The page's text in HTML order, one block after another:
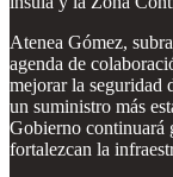
Atenea Gómez,
agenda de
mejorar la seguridad
un suministro más
Gobierno continuará
fortalezcan la